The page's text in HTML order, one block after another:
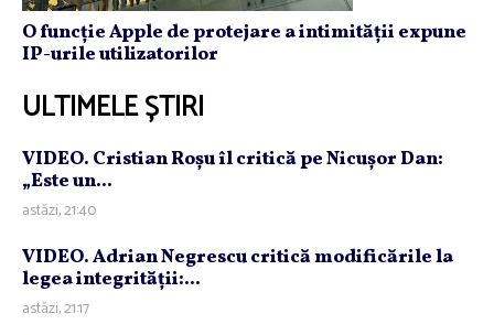
O funcție Apple de protejare a intimității expune
IP-urile utilizatorilor
ULTIMELE ȘTIRI
VIDEO. Cristian Roşu îl critică pe Nicuşor Dan:
„Este un...
astăzi, 21:40
VIDEO. Adrian Negrescu critică modificările la
legea integrităţii:...
astăzi, 21:17